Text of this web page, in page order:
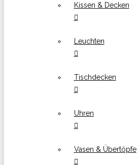
Kissen & Decken
Leuchten
Tischdecken
Uhren
Vasen & Übertöpfe